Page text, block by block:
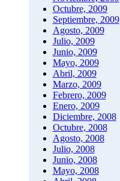
Octubre, 2009
Septiembre, 2009
Agosto, 2009
Julio, 2009
Junio, 2009
Mayo, 2009
Abril, 2009
Marzo, 2009
Febrero, 2009
Enero, 2009
Diciembre, 2008
Octubre, 2008
Agosto, 2008
Julio, 2008
Junio, 2008
Mayo, 2008